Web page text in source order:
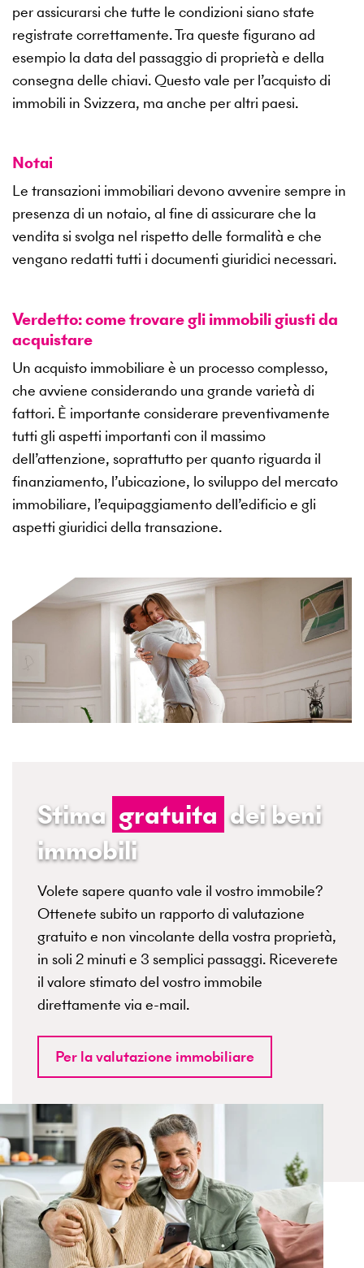
per assicurarsi che tutte le condizioni siano state
registrate correttamente. Tra queste figurano ad
esempio la data del passaggio di proprietà e della
consegna delle chiavi. Questo vale per l’acquisto di
immobili in Svizzera, ma anche per altri paesi.
Notai
Le transazioni immobiliari devono avvenire sempre in
presenza di un notaio, al fine di assicurare che la
vendita si svolga nel rispetto delle formalità e che
vengano redatti tutti i documenti giuridici necessari.
Verdetto: come trovare gli immobili giusti da
acquistare
Un acquisto immobiliare è un processo complesso,
che avviene considerando una grande varietà di
fattori. È importante considerare preventivamente
tutti gli aspetti importanti con il massimo
dell’attenzione, soprattutto per quanto riguarda il
finanziamento, l’ubicazione, lo sviluppo del mercato
immobiliare, l’equipaggiamento dell’edificio e gli
aspetti giuridici della transazione.
Stima gratuita dei beni
immobili
Volete sapere quanto vale il vostro immobile?
Ottenete subito un rapporto di valutazione
gratuito e non vincolante della vostra proprietà,
in soli 2 minuti e 3 semplici passaggi. Riceverete
il valore stimato del vostro immobile
direttamente via e-mail.
Per la valutazione immobiliare